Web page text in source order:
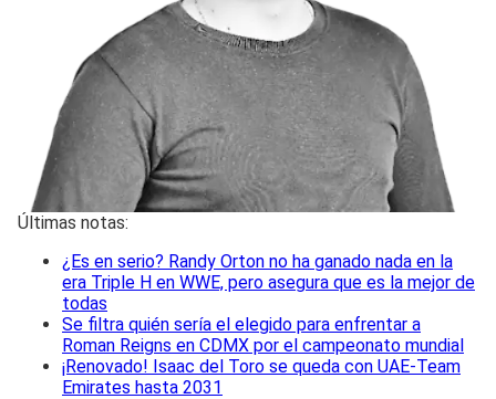
Últimas notas:
¿Es en serio? Randy Orton no ha ganado nada en la
era Triple H en WWE, pero asegura que es la mejor de
todas
Se filtra quién sería el elegido para enfrentar a
Roman Reigns en CDMX por el campeonato mundial
¡Renovado! Isaac del Toro se queda con UAE-Team
Emirates hasta 2031